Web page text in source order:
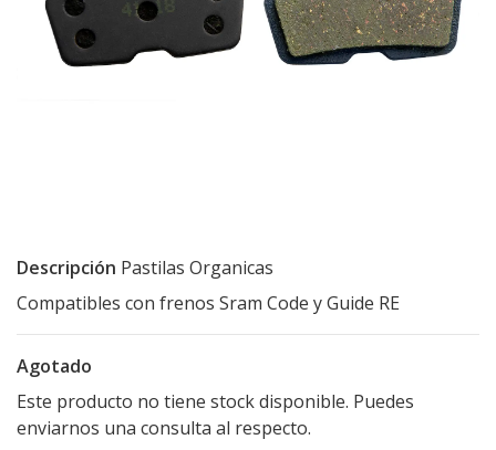
Descripción Pastilas Organicas
Compatibles con frenos Sram Code y Guide RE
Agotado
Este producto no tiene stock disponible. Puedes
enviarnos una consulta al respecto.